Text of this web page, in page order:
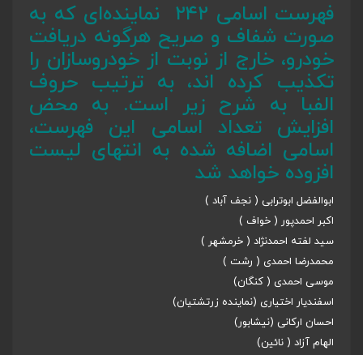
فهرست اسامی ۲۴۲ نماینده‌ای که به
صورت شفاف و صریح هرگونه دریافت
خودرو، خارج از نوبت از خودروسازان را
تکذیب کرده اند، به ترتیب حروف
الفبا به شرح زیر است. به محض
افزایش تعداد اسامی این فهرست،
اسامی اضافه شده به انتهای لیست
افزوده خواهد شد
ابوالفضل ابوترابی ( نجف آباد )
اکبر احمدپور ( خواف )
سید لفته احمدنژاد ( خرمشهر )
محمدرضا احمدی ( رشت )
موسی احمدی ( کنگان)
اسفندیار اختیاری (نماینده زرتشتیان)
احسان ارکانی (نیشابور)
الهام آزاد ( نائین)